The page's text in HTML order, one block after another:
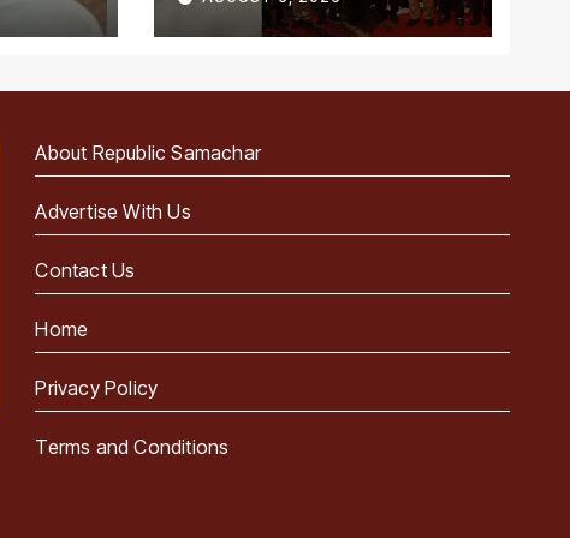
About Republic Samachar
Advertise With Us
Contact Us
Home
Privacy Policy
Terms and Conditions